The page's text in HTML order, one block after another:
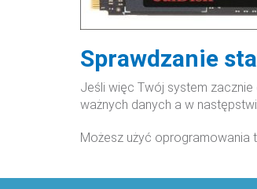
Sprawdzanie
Jeśli więc Twój system
ważnych danych a w
Możesz użyć oprogramowania